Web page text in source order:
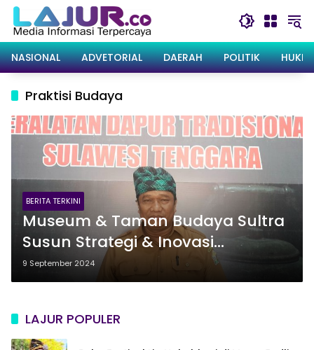
Langsung
konten
NASIONAL
ADVETORIAL DAERAH POLITIK
Praktisi Budaya
BERITA TERKINI
Museum & Taman Budaya Sultra
Susun Strategi & Inovasi
Tingkatkan Angka Pengunjung
9 September 2024
LAJUR POPULER